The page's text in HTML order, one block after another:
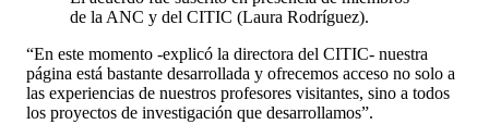
de la ANC y del CITIC (Laura Rodríguez).
“En este momento -explicó la directora del CITIC- nuestra
página está bastante desarrollada y ofrecemos acceso no solo a
las experiencias de nuestros profesores visitantes, sino a todos
los proyectos de investigación que desarrollamos”.